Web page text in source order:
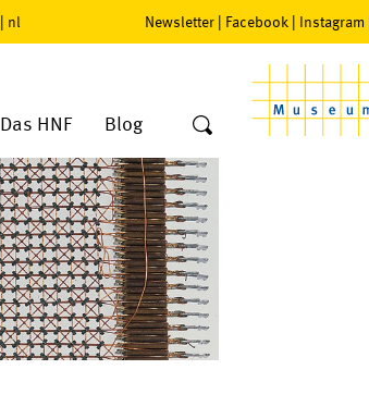
| nl Newsletter | Facebook | Instagram
Das HNF Blog